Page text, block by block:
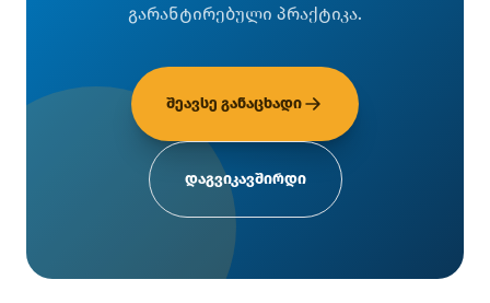
გარანტირებული პრაქტიკა.
შეავსე განაცხადი
დაგვიკავშირდი